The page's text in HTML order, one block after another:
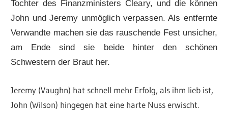
Tochter des Finanzministers Cleary, und die können
John und Jeremy unmöglich verpassen. Als entfernte
Verwandte machen sie das rauschende Fest unsicher,
am Ende sind sie beide hinter den schönen
Schwestern der Braut her.
Jeremy (Vaughn) hat schnell mehr Erfolg, als ihm lieb ist,
John (Wilson) hingegen hat eine harte Nuss erwischt.